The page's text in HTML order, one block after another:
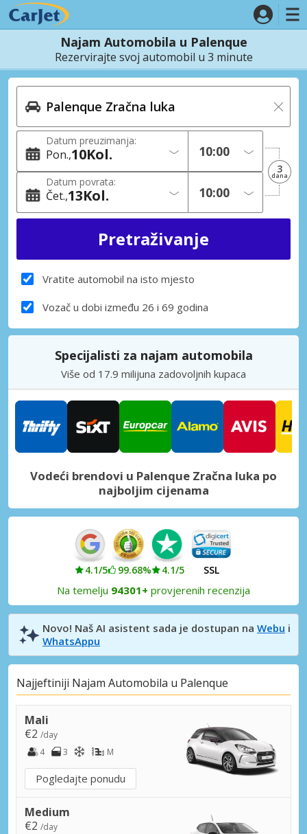
Najam Automobila u Palenque
Rezervirajte svoj automobil u 3 minute
Datum preuzimanja:
Pon. 10Kol.
Datum povrata:
Čet. 13Kol.
3
dana
Vratite automobil na isto mjesto
Vozač u dobi između 26 i 69 godina
Specijalisti za najam automobila
Više od 17.9 milijuna zadovoljnih kupaca
Vodeći brendovi u Palenque Zračna luka po
najboljim cijenama
4.1/5 99.68% 4.1/5 SSL
Na temelju 94301+ provjerenih recenzija
Novo! Naš AI asistent sada je dostupan na Webu i
WhatsAppu
Najjeftiniji Najam Automobila u Palenque
Mali
€2 /day
4
3 M
Pogledajte ponudu
Medium
€2 /day